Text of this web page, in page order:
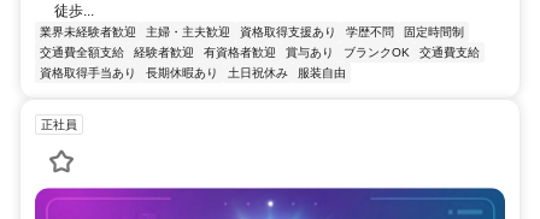
徒歩...
業界未経験者歓迎 主婦・主夫歓迎 資格取得支援あり 学歴不問
固定時間制
交通費全額支給
経験者歓迎 有資格者歓迎 賞与あり ブランクOK
交通費支給
資格取得手当あり
長期休暇あり 土日祝休み 服装自由
正社員